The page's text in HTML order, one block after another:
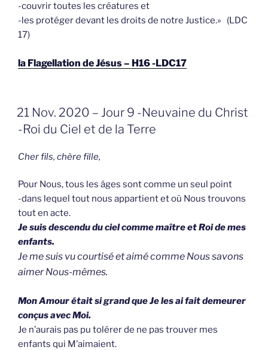
-couvrir toutes les créatures et
-les protéger devant les droits de notre Justice.» (LDC
17)
la Flagellation de Jésus – H16 -LDC17
GEPLAATST
OP
21 Nov. 2020 – Jour 9 -Neuvaine du Christ
-Roi du Ciel et de la Terre
Cher fils, chère fille,
Pour Nous, tous les âges sont comme un seul point
-dans lequel tout nous appartient et où Nous trouvons
tout en acte.
Je suis descendu du ciel comme maître et Roi de mes
enfants.
Je me suis vu courtisé et aimé comme Nous savons
aimer Nous-mêmes.
Mon Amour était si grand que Je les ai fait demeurer
conçus avec Moi.
Je n’aurais pas pu tolérer de ne pas trouver mes
enfants qui M’aimaient.